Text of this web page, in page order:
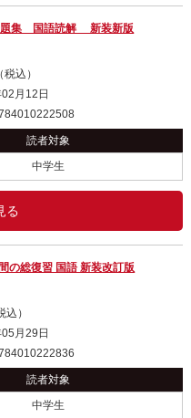
題集 国語読解 新装新版
込）
月12日
読者対象
中学生
る
の総復習 国語 新装改訂版
）
月29日
読者対象
中学生